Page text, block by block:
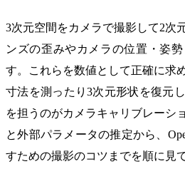
3次元空間をカメラで撮影して2次
ンズの歪みやカメラの位置・姿
す。これらを数値として正確に求
寸法を測ったり3次元形状を復元
を担うのがカメラキャリブレーシ
と外部パラメータの推定から、
すための撮影のコツまでを順に見